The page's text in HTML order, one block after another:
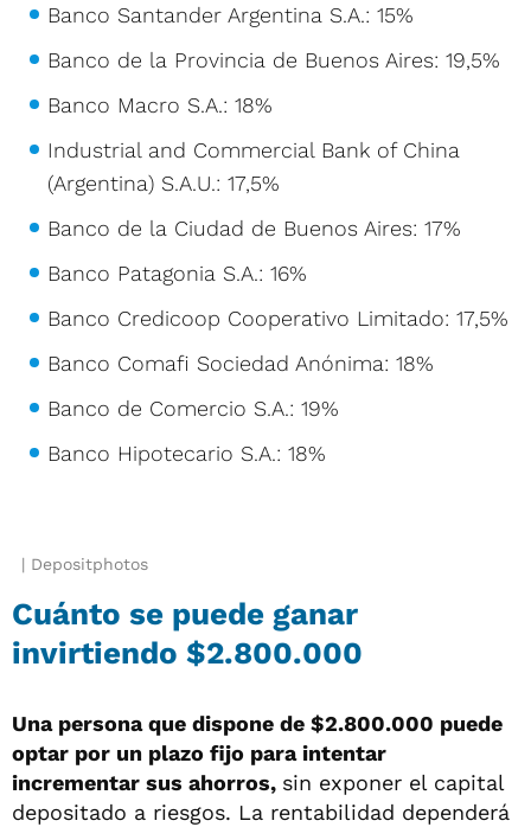
Banco Santander Argentina S.A.: 15%
Banco de la Provincia de Buenos Aires: 19,5%
Banco Macro S.A.: 18%
Industrial and Commercial Bank of China
(Argentina) S.A.U.: 17,5%
Banco de la Ciudad de Buenos Aires: 17%
Banco Patagonia S.A.: 16%
Banco Credicoop Cooperativo Limitado: 17,5%
Banco Comafi Sociedad Anónima: 18%
Banco de Comercio S.A.: 19%
Banco Hipotecario S.A.: 18%
Depositphotos
Cuánto se puede ganar
invirtiendo $2.800.000
Una persona que dispone de $2.800.000 puede
optar por un plazo fijo para intentar
incrementar sus ahorros, sin exponer el capital
depositado a riesgos. La rentabilidad dependerá